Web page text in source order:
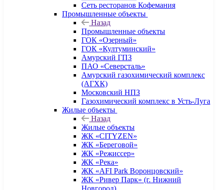
Сеть ресторанов Кофемания
Промышленные объекты
Назад
Промышленные объекты
ГОК «Озерный»
ГОК «Култуминский»
Амурский ГПЗ
ПАО «Северсталь»
Амурский газохимический комплекс
(АГХК)
Московский НПЗ
Газохимический комплекс в Усть-Луга
Жилые объекты
Назад
Жилые объекты
ЖК «CITYZEN»
ЖК «Береговой»
ЖК «Режиссер»
ЖК «Река»
ЖК «AFI Park Воронцовский»
ЖК «Ривер Парк» (г. Нижний
Новгород)